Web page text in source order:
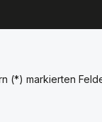
(*) markierten